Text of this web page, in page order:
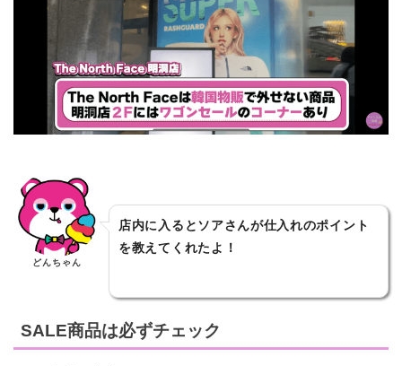
どんちゃん
店内に入るとソアさんが仕入れのポイント
を教えてくれたよ！
SALE商品は必ずチェック